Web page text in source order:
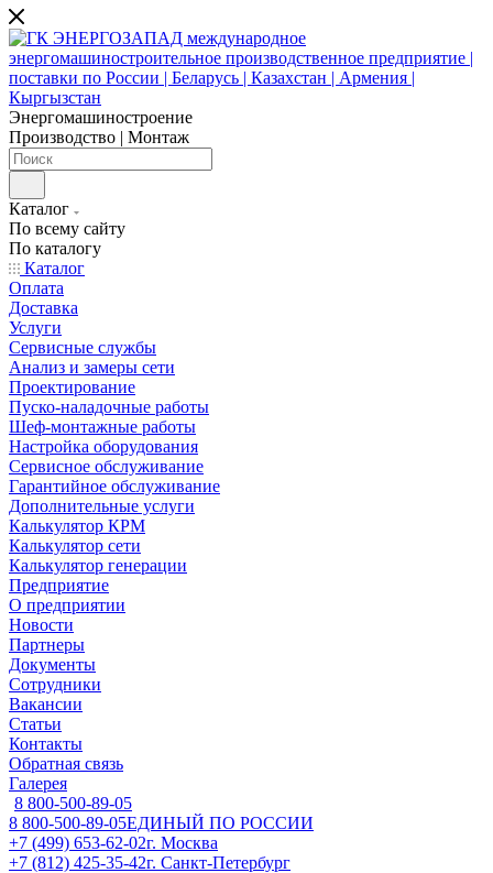
Энергомашиностроение
Производство | Монтаж
Каталог
По всему сайту
По каталогу
Каталог
Оплата
Доставка
Услуги
Сервисные службы
Анализ и замеры сети
Проектирование
Пуско-наладочные работы
Шеф-монтажные работы
Настройка оборудования
Сервисное обслуживание
Гарантийное обслуживание
Дополнительные услуги
Калькулятор КРМ
Калькулятор сети
Калькулятор генерации
Предприятие
О предприятии
Новости
Партнеры
Документы
Сотрудники
Вакансии
Статьи
Контакты
Обратная связь
Галерея
8 800-500-89-05
8 800-500-89-05ЕДИНЫЙ ПО РОССИИ
+7 (499) 653-62-02г. Москва
+7 (812) 425-35-42г. Санкт-Петербург